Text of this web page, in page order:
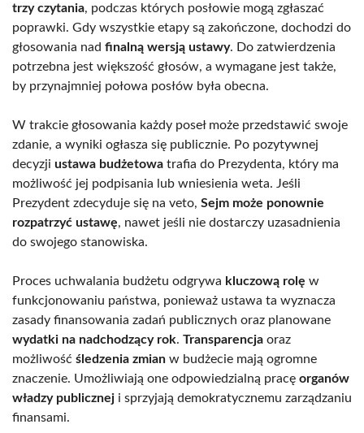
trzy czytania, podczas których posłowie mogą zgłaszać
poprawki. Gdy wszystkie etapy są zakończone, dochodzi do
głosowania nad finalną wersją ustawy. Do zatwierdzenia
potrzebna jest większość głosów, a wymagane jest także,
by przynajmniej połowa posłów była obecna.
W trakcie głosowania każdy poseł może przedstawić swoje
zdanie, a wyniki ogłasza się publicznie. Po pozytywnej
decyzji ustawa budżetowa trafia do Prezydenta, który ma
możliwość jej podpisania lub wniesienia weta. Jeśli
Prezydent zdecyduje się na veto, Sejm może ponownie
rozpatrzyć ustawę, nawet jeśli nie dostarczy uzasadnienia
do swojego stanowiska.
Proces uchwalania budżetu odgrywa kluczową rolę w
funkcjonowaniu państwa, ponieważ ustawa ta wyznacza
zasady finansowania zadań publicznych oraz planowane
wydatki na nadchodzący rok. Transparencja oraz
możliwość śledzenia zmian w budżecie mają ogromne
znaczenie. Umożliwiają one odpowiedzialną pracę organów
władzy publicznej i sprzyjają demokratycznemu zarządzaniu
finansami.